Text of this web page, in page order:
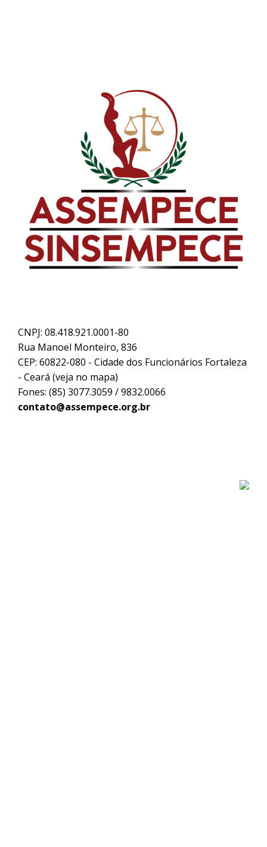
CNPJ: 08.418.921.0001-80
Rua Manoel Monteiro, 836
CEP: 60822-080 - Cidade dos Funcionários Fortaleza
- Ceará (veja no mapa)
Fones: (85) 3077.3059 / 9832.0066
contato@assempece.org.br